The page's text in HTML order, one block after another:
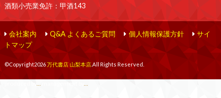
酒類小売業免許：甲酒143
会社案内 Q&A よくあるご質問 個人情報保護方針
サイ
トマップ
©Copyright2026万代書店 山梨本店.All Rights Reserved.
... ...